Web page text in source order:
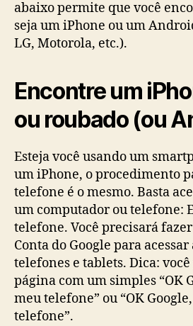
abaixo permite que você
seja um iPhone ou um
LG, Motorola, etc.).
Encontre um
ou roubado (ou
Esteja você usando um
um iPhone, o procedimento
telefone é o mesmo. Basta
um computador ou telefone:
telefone. Você precisará
Conta do Google para
telefones e tablets. Dica: você
página com um simples “OK
meu telefone” ou “OK
telefone”.